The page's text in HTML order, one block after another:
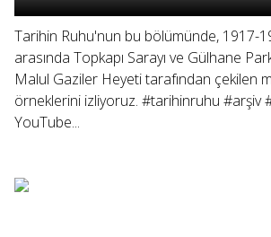
Tarihin Ruhu'nun bu bölümünde, 1917-
arasında Topkapı Sarayı ve Gülhane
Malul Gaziler Heyeti tarafından çekilen
örneklerini izliyoruz. #tarihinruhu #arşiv
YouTube...